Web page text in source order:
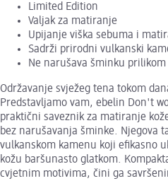
Limited Edition
Valjak za matiranje
Upijanje viška sebuma i
Sadrži prirodni vulkanski
Ne narušava šminku
Održavanje svježeg tena tokom
Predstavljamo vam, ebelin Don't
praktični saveznik za matiranje
bez narušavanja šminke. Njegova
vulkanskom kamenu koji efikasno
kožu baršunasto glatkom.
cvjetnim motivima, čini ga